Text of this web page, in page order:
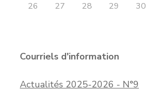
26 27 28 29 30
Courriels d'information
Actualités 2025-2026 - N°9